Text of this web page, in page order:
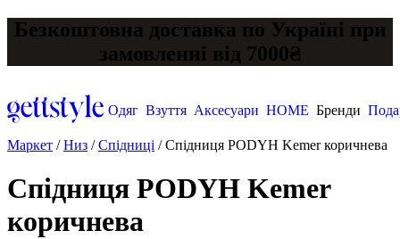
Безкоштовна доставка по Україні при
замовленні від 7000₴
Одяг Взуття Аксесуари HOME Бренди
Маркет /Низ /Спідниці /Спідниця PODYH Kemer коричнева
Спідниця PODYH Kemer
коричнева